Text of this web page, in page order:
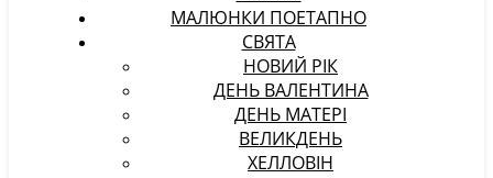
МАЛЮНКИ ПОЕТАПНО
СВЯТА
НОВИЙ РІК
ДЕНЬ ВАЛЕНТИНА
ДЕНЬ МАТЕРІ
ВЕЛИКДЕНЬ
ХЕЛЛОВІН